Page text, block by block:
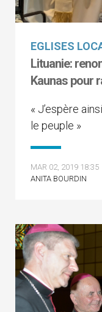
EGLISES
Lituanie:
Kaunas pour
« J’espère
le peuple »
MAR 02, 2019 18:35
ANITA BOURDIN